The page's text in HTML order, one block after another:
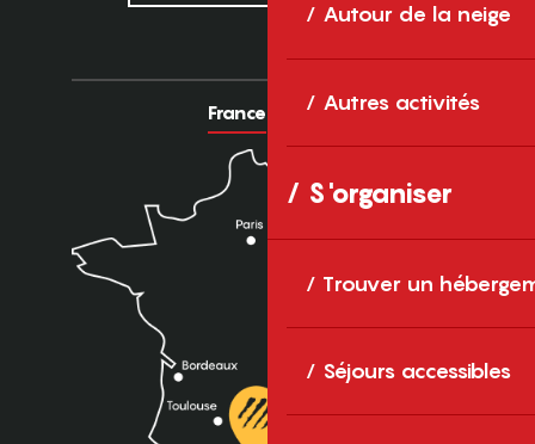
Autour de la neige
Autres activités
S'organiser
Trouver un
Séjours accessibles
France Europe